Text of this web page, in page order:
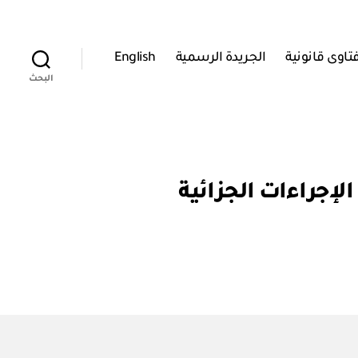
قانونية الجريدة الرسمية English
البحث